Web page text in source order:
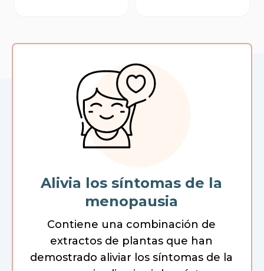
Alivia los síntomas de la
menopausia
Contiene una combinación de
extractos de plantas que han
demostrado aliviar los síntomas de la